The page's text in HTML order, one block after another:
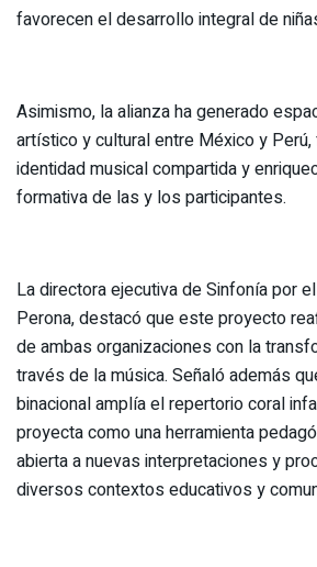
favorecen el desarrollo integral de
Asimismo, la alianza ha generado
artístico y cultural entre México y
identidad musical compartida y
formativa de las y los participantes.
La directora ejecutiva de Sinfonía por
Perona, destacó que este proyecto
de ambas organizaciones con la
través de la música. Señaló además
binacional amplía el repertorio coral
proyecta como una herramienta
abierta a nuevas interpretaciones y
diversos contextos educativos y